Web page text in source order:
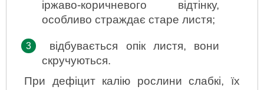
іржаво-коричневого відтінку,
особливо страждає старе листя;
відбувається опік листя, вони
скручуються.
При дефіцит калію рослини слабкі, їх